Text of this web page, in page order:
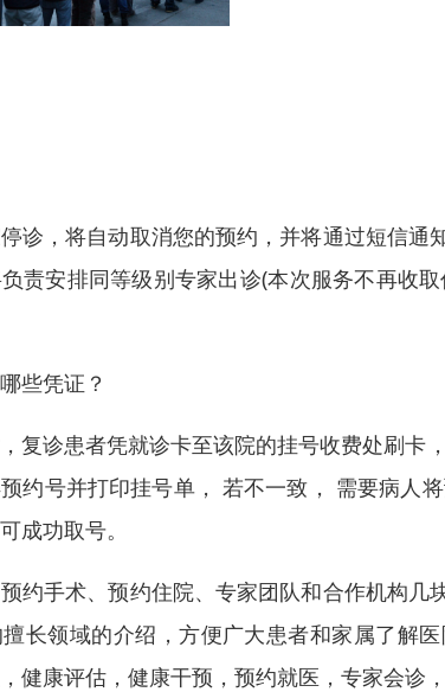
诊，将自动取消您的预约，并将通过短信
责安排同等级别专家出诊(本次服务不再收
些凭证？
复诊患者凭就诊卡至该院的挂号收费处刷
约号并打印挂号单， 若不一致， 需要病人
成功取号。
约手术、预约住院、专家团队和合作机构
长领域的介绍，方便广大患者和家属了解
健康评估，健康干预，预约就医，专家会诊